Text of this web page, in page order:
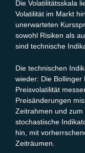
Die Volatilitätsskala
Volatilität im Markt
unerwarteten
sowohl Risiken als
sind technische
Die technischen
wieder: Die Bollinger
Preisvolatilität
Preisänderungen
Zeitrahmen und
stochastische
hin, mit
Zeiträumen.